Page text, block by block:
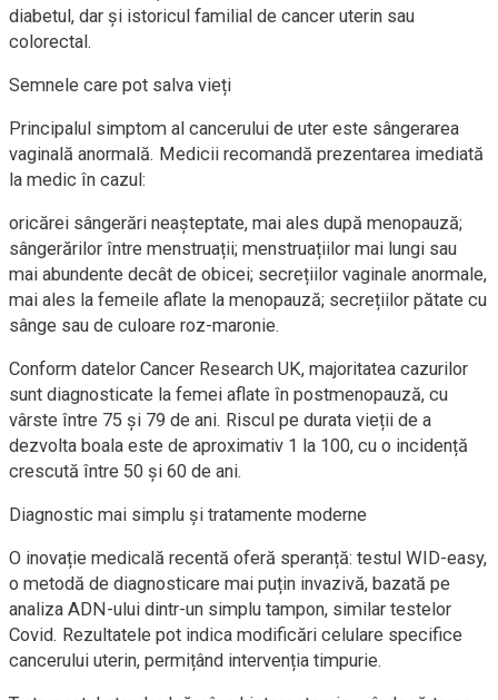
diabetul, dar și istoricul familial de cancer uterin sau
colorectal.
Semnele care pot salva vieți
Principalul simptom al cancerului de uter este sângerarea
vaginală anormală. Medicii recomandă prezentarea imediată
la medic în cazul:
oricărei sângerări neașteptate, mai ales după menopauză;
sângerărilor între menstruații; menstruațiilor mai lungi sau
mai abundente decât de obicei; secrețiilor vaginale anormale,
mai ales la femeile aflate la menopauză; secrețiilor pătate cu
sânge sau de culoare roz-maronie.
Conform datelor Cancer Research UK, majoritatea cazurilor
sunt diagnosticate la femei aflate în postmenopauză, cu
vârste între 75 și 79 de ani. Riscul pe durata vieții de a
dezvolta boala este de aproximativ 1 la 100, cu o incidență
crescută între 50 și 60 de ani.
Diagnostic mai simplu și tratamente moderne
O inovație medicală recentă oferă speranță: testul WID-easy,
o metodă de diagnosticare mai puțin invazivă, bazată pe
analiza ADN-ului dintr-un simplu tampon, similar testelor
Covid. Rezultatele pot indica modificări celulare specifice
cancerului uterin, permițând intervenția timpurie.